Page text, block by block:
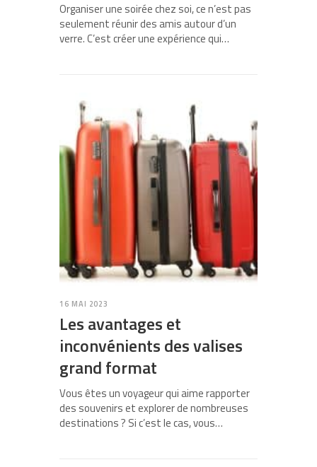
Organiser une soirée chez soi, ce n’est pas
seulement réunir des amis autour d’un
verre. C’est créer une expérience qui…
16 MAI 2023
Les avantages et
inconvénients des valises
grand format
Vous êtes un voyageur qui aime rapporter
des souvenirs et explorer de nombreuses
destinations ? Si c’est le cas, vous…